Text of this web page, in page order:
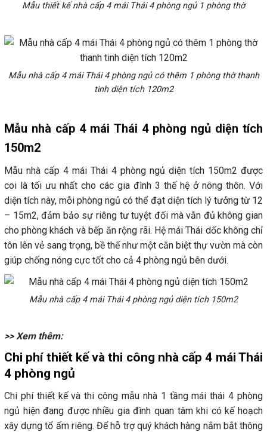
Mẫu thiết kế nhà cấp 4 mái Thái 4 phòng ngủ 1 phòng thờ
Mẫu nhà cấp 4 mái Thái 4 phòng ngủ có thêm 1 phòng thờ thanh
tinh diện tích 120m2
Mẫu nhà cấp 4 mái Thái 4 phòng ngủ diện tích
150m2
Mẫu nhà cấp 4 mái Thái 4 phòng ngủ diện tích 150m2 được
coi là tối ưu nhất cho các gia đình 3 thế hệ ở nông thôn. Với
diện tích này, mỗi phòng ngủ có thể đạt diện tích lý tưởng từ 12
– 15m2, đảm bảo sự riêng tư tuyệt đối mà vẫn đủ không gian
cho phòng khách và bếp ăn rộng rãi. Hệ mái Thái dốc không chỉ
tôn lên vẻ sang trọng, bề thế như một căn biệt thự vườn mà còn
giúp chống nóng cực tốt cho cả 4 phòng ngủ bên dưới.
Mẫu nhà cấp 4 mái Thái 4 phòng ngủ diện tích 150m2
>> Xem thêm:
Chi phí thiết kế và thi công nhà cấp 4 mái Thái
4 phòng ngủ
Chi phí thiết kế và thi công mẫu nhà 1 tầng mái thái 4 phòng
ngủ hiện đang được nhiều gia đình quan tâm khi có kế hoạch
xây dựng tổ ấm riêng. Để hỗ trợ quý khách hàng nắm bắt thông